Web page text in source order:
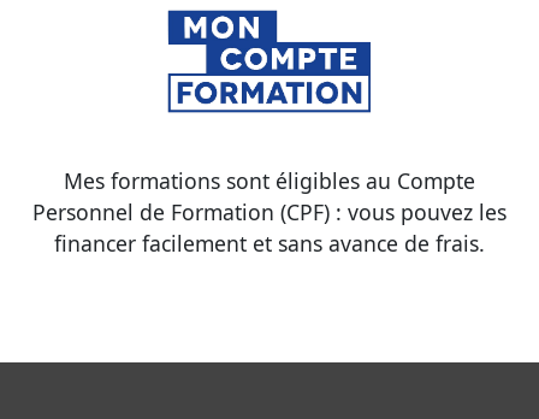
Mes formations sont éligibles au Compte
Personnel de Formation (CPF) : vous pouvez les
financer facilement et sans avance de frais.